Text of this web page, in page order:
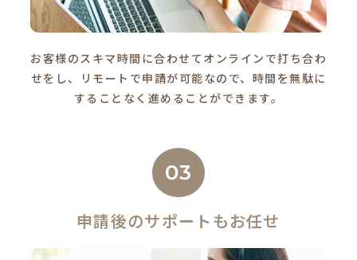
お客様のスキマ時間に合わせてオンラインで打ち合わ
せをし、リモートで申請が可能なので、時間を無駄に
することなく進めることができます。
03
申請後のサポートもお任せ